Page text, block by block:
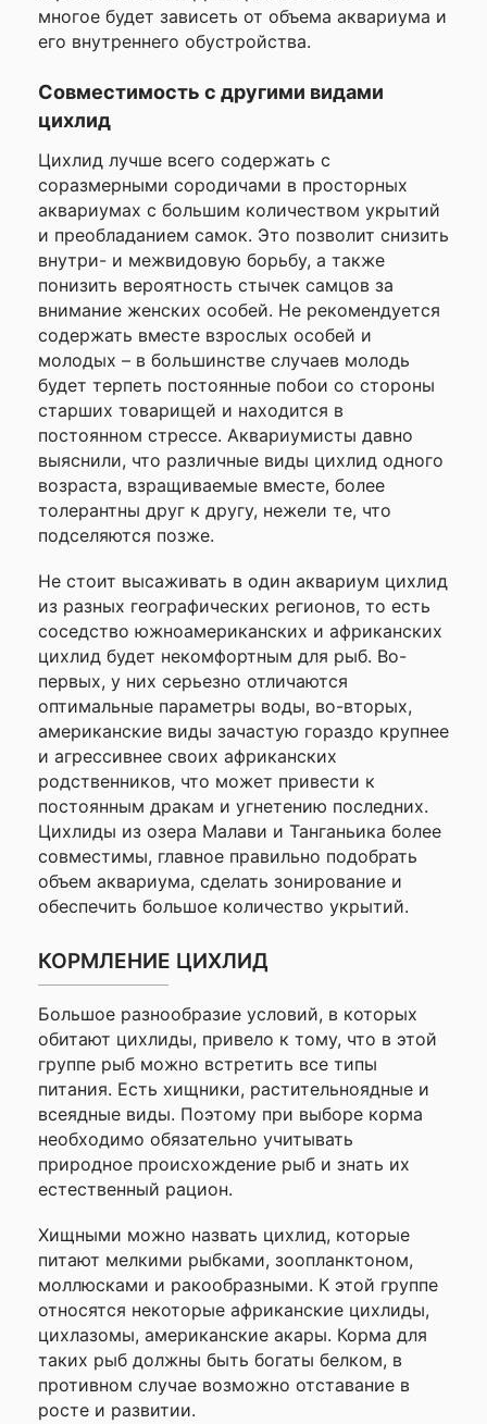
многое будет зависеть от объема аквариума и
его внутреннего обустройства.
Совместимость с другими видами
цихлид
Цихлид лучше всего содержать с
соразмерными сородичами в просторных
аквариумах с большим количеством укрытий
и преобладанием самок. Это позволит снизить
внутри- и межвидовую борьбу, а также
понизить вероятность стычек самцов за
внимание женских особей. Не рекомендуется
содержать вместе взрослых особей и
молодых – в большинстве случаев молодь
будет терпеть постоянные побои со стороны
старших товарищей и находится в
постоянном стрессе. Аквариумисты давно
выяснили, что различные виды цихлид одного
возраста, взращиваемые вместе, более
толерантны друг к другу, нежели те, что
подселяются позже.
Не стоит высаживать в один аквариум цихлид
из разных географических регионов, то есть
соседство южноамериканских и африканских
цихлид будет некомфортным для рыб. Во-
первых, у них серьезно отличаются
оптимальные параметры воды, во-вторых,
американские виды зачастую гораздо крупнее
и агрессивнее своих африканских
родственников, что может привести к
постоянным дракам и угнетению последних.
Цихлиды из озера Малави и Танганьика более
совместимы, главное правильно подобрать
объем аквариума, сделать зонирование и
обеспечить большое количество укрытий.
КОРМЛЕНИЕ ЦИХЛИД
Большое разнообразие условий, в которых
обитают цихлиды, привело к тому, что в этой
группе рыб можно встретить все типы
питания. Есть хищники, растительноядные и
всеядные виды. Поэтому при выборе корма
необходимо обязательно учитывать
природное происхождение рыб и знать их
естественный рацион.
Хищными можно назвать цихлид, которые
питают мелкими рыбками, зоопланктоном,
моллюсками и ракообразными. К этой группе
относятся некоторые африканские цихлиды,
цихлазомы, американские акары. Корма для
таких рыб должны быть богаты белком, в
противном случае возможно отставание в
росте и развитии.